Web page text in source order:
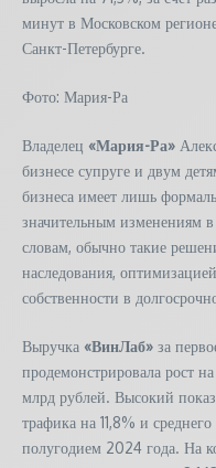
минут в Московском
Санкт-Петербурге.
Фото: Мария-Ра
Владелец «Мария-Ра»
бизнесе супруге и двум
бизнеса имеет лишь
значительным изменениям
словам, обычно такие
наследования,
собственности в
Выручка «ВинЛаб» за
продемонстрировала рост
млрд рублей. Высокий
трафика на 11,8% и
полугодием 2024 года. На